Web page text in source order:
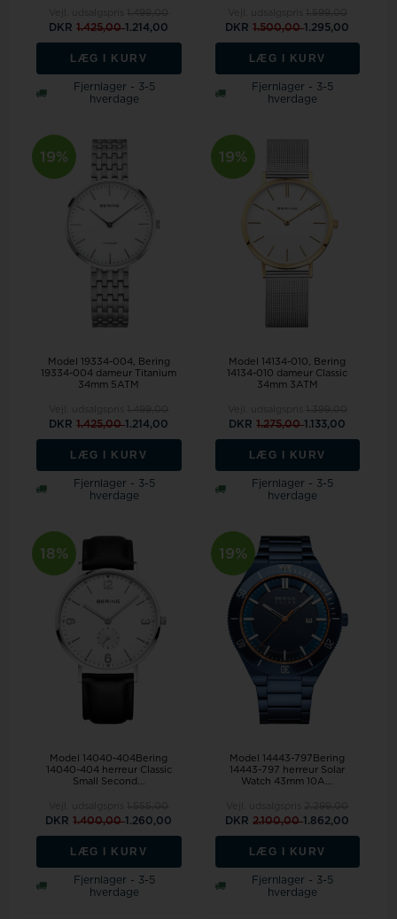
DKR1.425,001.214,00
LÆG I KURV
Fjernlager - 3-5
hverdage
DKR1.500,001.295,00
LÆG I KURV
Fjernlager - 3-5
hverdage
19%
Model 19334-004
Bering
19334-004 dameur Titanium
34mm 5ATM
DKR1.425,001.214,00
LÆG I KURV
Fjernlager - 3-5
hverdage
19%
Model 14134-010
Bering
14134-010 dameur Classic
34mm 3ATM
DKR1.275,001.133,00
LÆG I KURV
Fjernlager - 3-5
hverdage
18%
Model 14040-404Bering
14040-404 herreur Classic
Small Second...
DKR1.400,001.260,00
LÆG I KURV
Fjernlager - 3-5
hverdage
19%
Model 14443-797Bering
14443-797 herreur Solar
Watch 43mm 10A...
DKR2.100,001.862,00
LÆG I KURV
Fjernlager - 3-5
hverdage